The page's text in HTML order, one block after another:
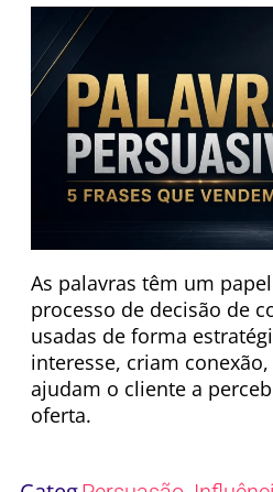
As palavras têm um
processo de decisão de
usadas de forma
interesse, criam
ajudam o cliente a
oferta.